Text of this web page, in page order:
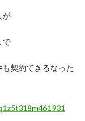
が
で
契約できるなった